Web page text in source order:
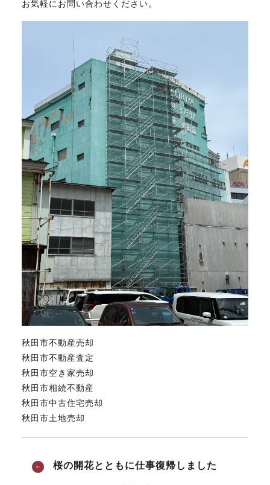
お気軽にお問い合わせください。
秋田市不動産売却
秋田市不動産査定
秋田市空き家売却
秋田市相続不動産
秋田市中古住宅売却
秋田市土地売却
桜の開花とともに仕事復帰しました